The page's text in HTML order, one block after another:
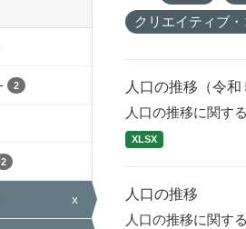
- 2
2
x
クリエイティブ
人口の推移（令和
人口の推移に関す
XLSX
人口の推移
人口の推移に関す